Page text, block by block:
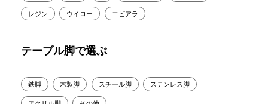
レジン ウイロー エビアラ
テーブル脚で選ぶ
鉄脚 木製脚 スチール脚 ステンレス脚